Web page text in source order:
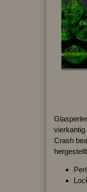
vierkantig
Crash